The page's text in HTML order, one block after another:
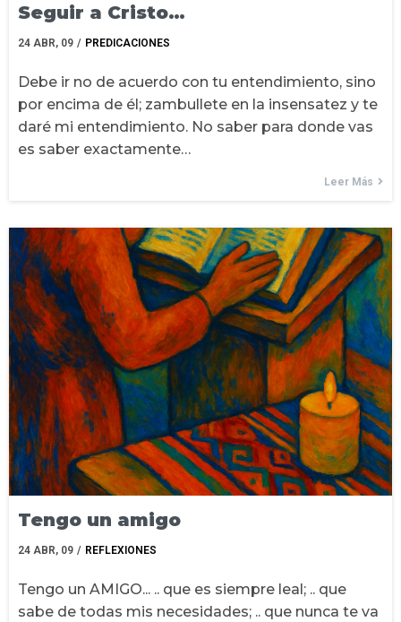
Seguir a Cristo…
24 ABR, 09 / PREDICACIONES
Debe ir no de acuerdo con tu entendimiento, sino
por encima de él; zambullete en la insensatez y te
daré mi entendimiento. No saber para donde vas
es saber exactamente…
Leer Más
Tengo un amigo
24 ABR, 09 / REFLEXIONES
Tengo un AMIGO... .. que es siempre leal; .. que
sabe de todas mis necesidades; .. que nunca te va